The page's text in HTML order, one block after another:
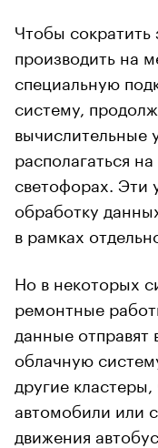
Чтобы
производить на
специальную
систему,
вычислительные
располагаться
светофорах. Эти
обработку
в рамках
Но в некоторых
ремонтные
данные
облачную
другие
автомобили или
движения